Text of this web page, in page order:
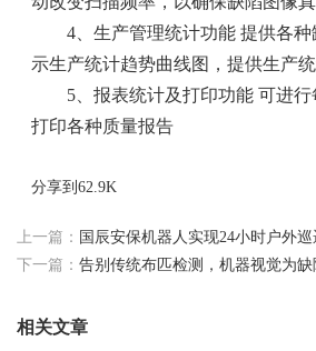
4、生产管理统计功能 提供各
示生产统计趋势曲线图，提供生产
5、报表统计及打印功能 可进
打印各种质量报告
分享到62.9K
上一篇： 国辰安保机器人实现24小时户外
下一篇： 告别传统布匹检测，机器视觉为缺
相关文章